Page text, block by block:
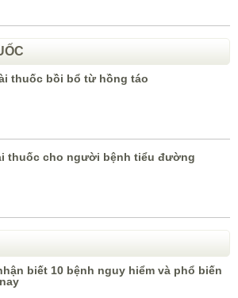
thuốc bồi bổ từ hồng táo
thuốc cho người bệnh tiểu đường
biết 10 bệnh nguy hiểm và phổ biến